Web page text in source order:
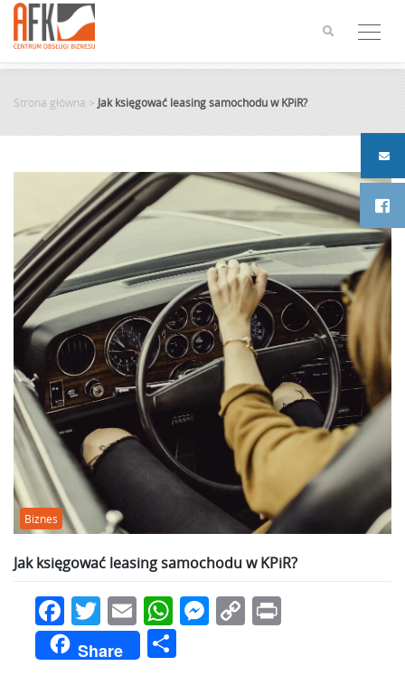
content
Strona główna > Jak księgować leasing samochodu w KPiR?
Biznes
Jak księgować leasing samochodu w KPiR?
Facebook
Twitter
EmailWhatsApp
Messenger
Copy
Share